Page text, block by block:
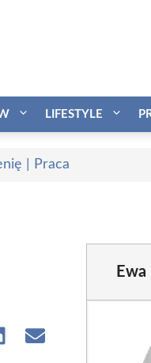
LIFESTYLE
| Praca
Share